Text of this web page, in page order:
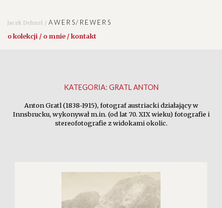
Jacek Dehnel /AWERS/REWERS
o kolekcji / o mnie / kontakt
KATEGORIA: GRATL ANTON
Anton Gratl (1838-1915), fotograf austriacki działający w
Innsbrucku, wykonywał m.in. (od lat 70. XIX wieku) fotografie i
stereofotografie z widokami okolic.